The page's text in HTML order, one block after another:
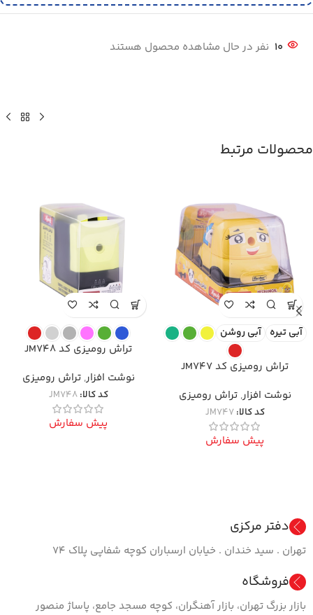
10 نفر در حال مشاهده محصول هستند
محصولات مرتبط
آبی تیره آبی روشن
تراش رومیزی کد JM747
نوشت افزار,تراش رومیزی
کد کالا:JM747
پیش سفارش
تراش رومیزی کد JM748
نوشت افزار,تراش رومیزی
کد کالا:JM748
پیش سفارش
دفتر مرکزی
تهران . سید خندان . خیابان ارسباران کوچه شفاپی پلاک ۷۴
فروشگاه
بازار بزرگ تهران، بازار آهنگران، کوچه مسجد جامع، پاساژ منصور